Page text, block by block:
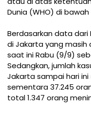
Dunia (WHO) di
Berdasarkan data dari
di Jakarta yang
saat ini Rabu (9/9)
Sedangkan, jumlah
Jakarta sampai hari ini
sementara 37.245
total 1.347 orang